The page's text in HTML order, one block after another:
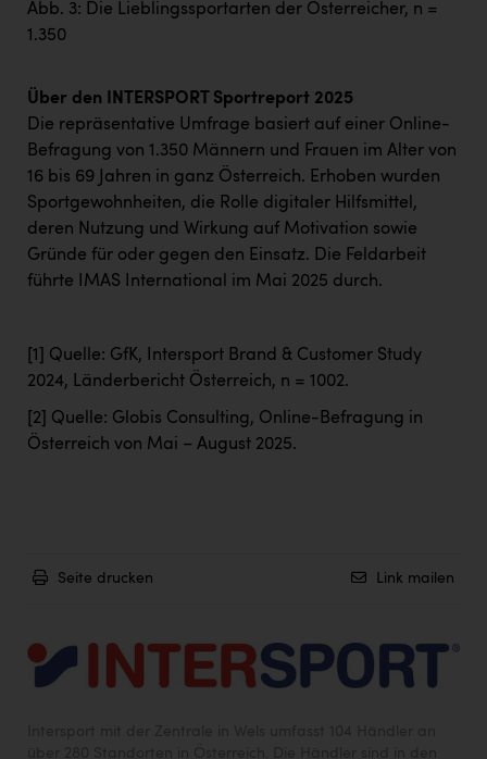
Abb. 3: Die Lieblingssportarten der Österreicher, n =
1.350
Über den INTERSPORT Sportreport 2025
Die repräsentative Umfrage basiert auf einer Online-
Befragung von 1.350 Männern und Frauen im Alter von
16 bis 69 Jahren in ganz Österreich. Erhoben wurden
Sportgewohnheiten, die Rolle digitaler Hilfsmittel,
deren Nutzung und Wirkung auf Motivation sowie
Gründe für oder gegen den Einsatz. Die Feldarbeit
führte IMAS International im Mai 2025 durch.
[1]
Quelle: GfK, Intersport Brand & Customer Study
2024, Länderbericht Österreich, n = 1002.
[2]
Quelle: Globis Consulting, Online-Befragung in
Österreich von Mai – August 2025.
Seite drucken Link mailen